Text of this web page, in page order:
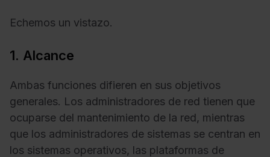
Echemos un vistazo.
1. Alcance
Ambas funciones difieren en sus objetivos
generales. Los administradores de red tienen que
ocuparse del mantenimiento de la red, mientras
que los administradores de sistemas se centran en
los sistemas operativos, las plataformas de